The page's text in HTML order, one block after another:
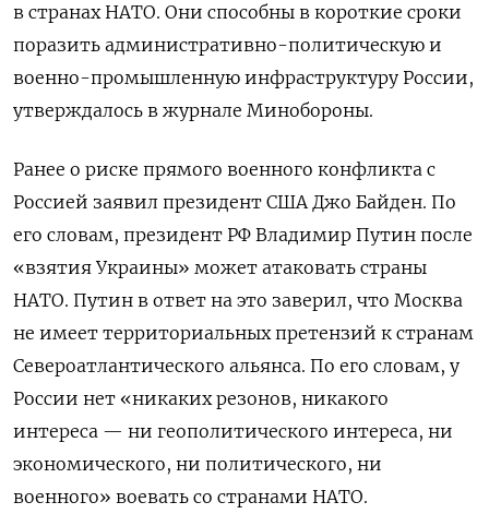
в странах НАТО. Они способны в короткие сроки
поразить административно-политическую и
военно-промышленную инфраструктуру России,
утверждалось в журнале Минобороны.
Ранее о риске прямого военного конфликта с
Россией заявил президент США Джо Байден. По
его словам, президент РФ Владимир Путин после
«взятия Украины» может атаковать страны
НАТО. Путин в ответ на это заверил, что Москва
не имеет территориальных претензий к странам
Североатлантического альянса. По его словам, у
России нет «никаких резонов, никакого
интереса — ни геополитического интереса, ни
экономического, ни политического, ни
военного» воевать со странами НАТО.